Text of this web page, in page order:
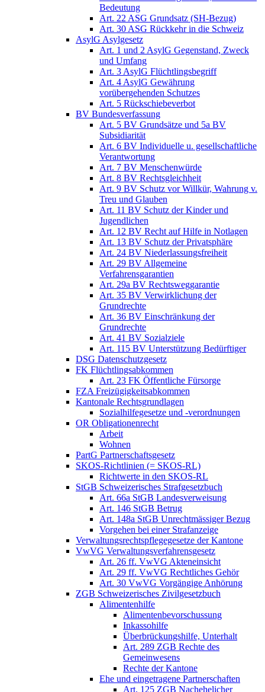
Bedeutung
Art. 22 ASG Grundsatz (SH-Bezug)
Art. 30 ASG Rückkehr in die Schweiz
AsylG Asylgesetz
Art. 1 und 2 AsylG Gegenstand, Zweck
und Umfang
Art. 3 AsylG Flüchtlingsbegriff
Art. 4 AsylG Gewährung
vorübergehenden Schutzes
Art. 5 Rückschiebeverbot
BV Bundesverfassung
Art. 5 BV Grundsätze und 5a BV
Subsidiarität
Art. 6 BV Individuelle u. gesellschaftliche
Verantwortung
Art. 7 BV Menschenwürde
Art. 8 BV Rechtsgleichheit
Art. 9 BV Schutz vor Willkür, Wahrung v.
Treu und Glauben
Art. 11 BV Schutz der Kinder und
Jugendlichen
Art. 12 BV Recht auf Hilfe in Notlagen
Art. 13 BV Schutz der Privatsphäre
Art. 24 BV Niederlassungsfreiheit
Art. 29 BV Allgemeine
Verfahrensgarantien
Art. 29a BV Rechtsweggarantie
Art. 35 BV Verwirklichung der
Grundrechte
Art. 36 BV Einschränkung der
Grundrechte
Art. 41 BV Sozialziele
Art. 115 BV Unterstützung Bedürftiger
DSG Datenschutzgesetz
FK Flüchtlingsabkommen
Art. 23 FK Öffentliche Fürsorge
FZA Freizügigkeitsabkommen
Kantonale Rechtsgrundlagen
Sozialhilfegesetze und -verordnungen
OR Obligationenrecht
Arbeit
Wohnen
PartG Partnerschaftsgesetz
SKOS-Richtlinien (= SKOS-RL)
Richtwerte in den SKOS-RL
StGB Schweizerisches Strafgesetzbuch
Art. 66a StGB Landesverweisung
Art. 146 StGB Betrug
Art. 148a StGB Unrechtmässiger Bezug
Vorgehen bei einer Strafanzeige
Verwaltungsrechtspflegegesetze der Kantone
VwVG Verwaltungsverfahrensgesetz
Art. 26 ff. VwVG Akteneinsicht
Art. 29 ff. VwVG Rechtliches Gehör
Art. 30 VwVG Vorgängige Anhörung
ZGB Schweizerisches Zivilgesetzbuch
Alimentenhilfe
Alimentenbevorschussung
Inkassohilfe
Überbrückungshilfe, Unterhalt
Art. 289 ZGB Rechte des
Gemeinwesens
Rechte der Kantone
Ehe und eingetragene Partnerschaften
Art. 125 ZGB Nachehelicher